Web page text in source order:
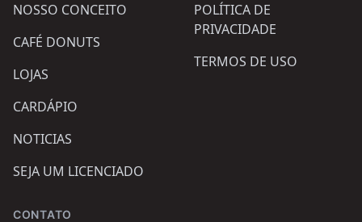
NOSSO CONCEITO
CAFÉ DONUTS
LOJAS
CARDÁPIO
NOTICIAS
SEJA UM LICENCIADO
POLÍTICA DE
PRIVACIDADE
TERMOS DE USO
CONTATO